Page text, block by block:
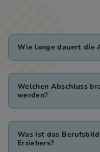
Wie lange dauert die
Welchen Abschluss
werden?
Was ist das
Erziehers?